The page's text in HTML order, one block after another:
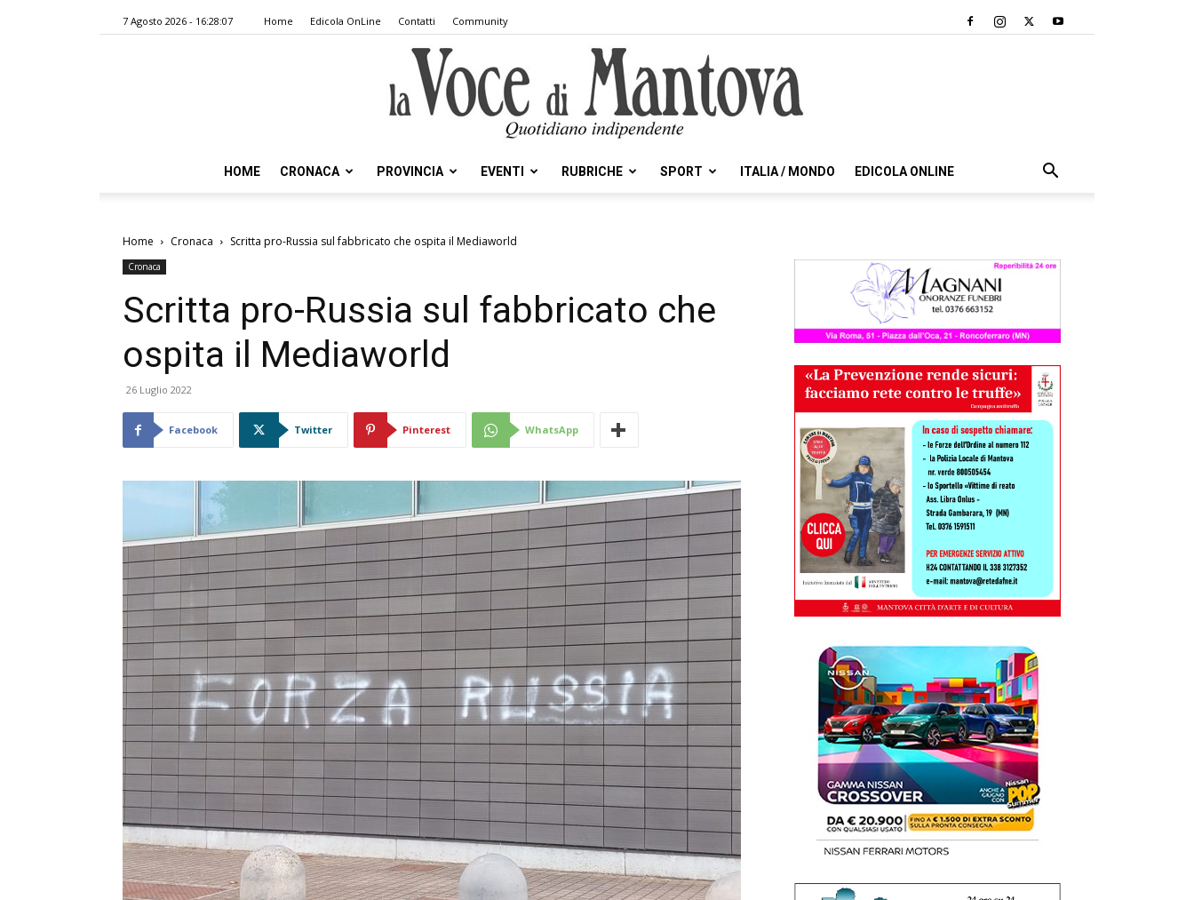
7 Agosto 2026 - 16:28:07 Home Edicola OnLine Contatti Community
Voce
Mantova
HOME CRONACA PROVINCIA EVENTI RUBRICHE SPORT ITALIA / MONDO EDICOLA ONLINE
Home Cronaca Scritta pro-Russia sul fabbricato che ospita il Mediaworld
Cronaca
Scritta pro-Russia sul fabbricato che
ospita il Mediaworld
26 Luglio 2022
Facebook Twitter Pinterest WhatsApp